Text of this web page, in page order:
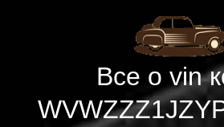
Все о vin